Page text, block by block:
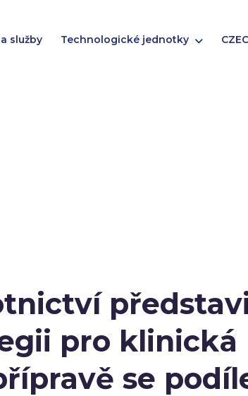
služby Technologické jednotky
pro klinická
se